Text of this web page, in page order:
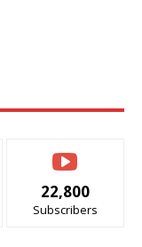
22,800
Subscribers